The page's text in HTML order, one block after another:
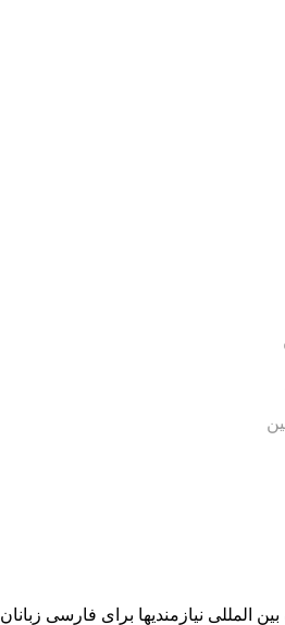
المللی نیازمندیها برای فارسی زبانان